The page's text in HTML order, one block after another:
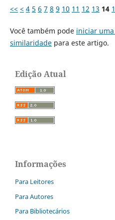
<< < 4 5 6 7 8 9 10 11 12 13 14
Você também pode iniciar
similaridadepara este artigo.
Edição Atual
Informações
Para Leitores
Para Autores
Para Bibliotecários